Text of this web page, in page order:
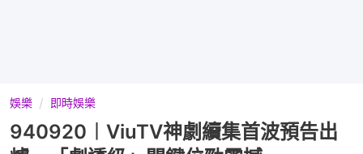
娛樂 即時娛樂
940920︱ViuTV神劇續集首波預告出